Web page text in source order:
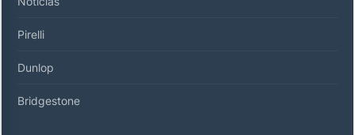
Pirelli
Dunlop
Bridgestone